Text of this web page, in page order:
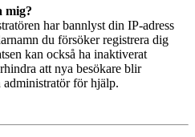
mig?
har bannlyst din IP-adress
du försöker registrera dig
kan också ha inaktiverat
att nya besökare blir
administratör för hjälp.